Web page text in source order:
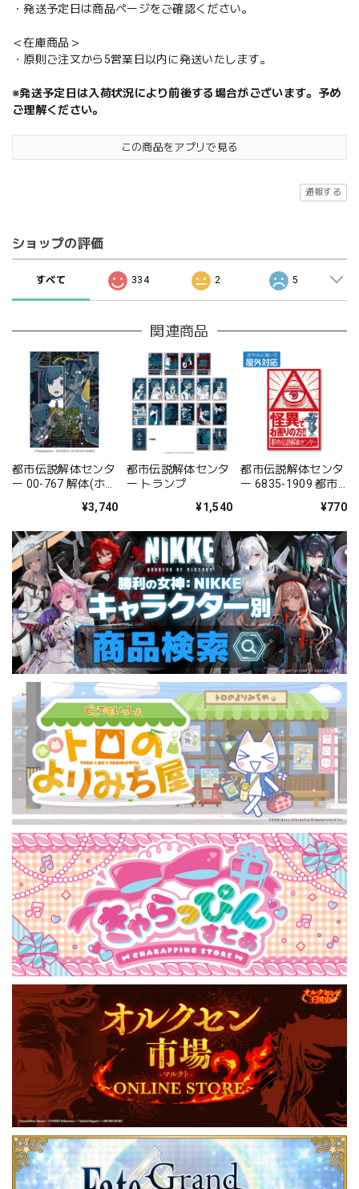
・発送予定日は商品ページをご確認ください。
＜在庫商品＞
・原則ご注文から5営業日以内に発送いたします。
※発送予定日は入荷状況により前後する場合がございます。予め
ご理解ください。
この商品をアプリで見る
通報する
ショップの評価
すべて 334 2 5
関連商品
都市伝説解体センタ
ー 00-767 解体(ホロ
¥3,740
都市伝説解体センタ
ー トランプ
¥1,540
都市伝説解体センタ
ー 6835-1909 都市
外対応ステッカー¥770